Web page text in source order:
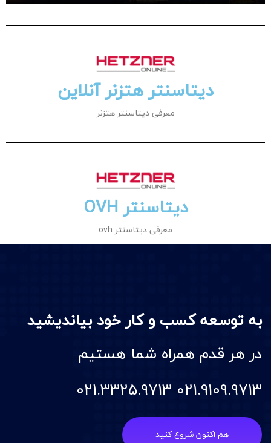
دیتاسنتر هتزنر آنلاین
معرفی دیتاسنتر هتزنر
دیتاسنتر OVH
معرفی دیتاسنتر ovh
به توسعه کسب و کار خود بیاندیشید
در هر قدم همراه شما هستیم
021.9109.9713 021.3325.9713
هم اکنون شروع کنید